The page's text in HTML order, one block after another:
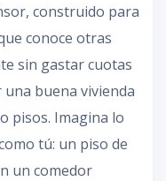
construido para
conoce otras
sin gastar cuotas
buena vivienda
pisos. Imagina lo
tú: un piso de
un comedor